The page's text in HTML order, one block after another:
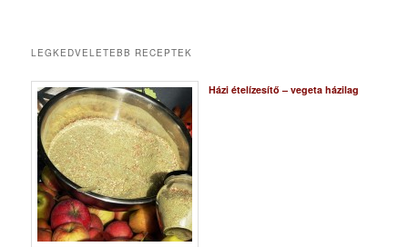
LEGKEDVELETEBB RECEPTEK
Házi ételízesítő – vegeta házilag